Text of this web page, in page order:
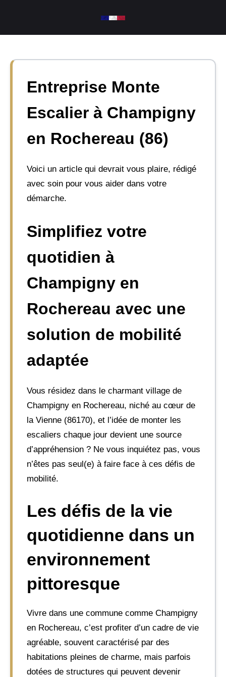
contenu
Entreprise Monte
Escalier à Champigny
en Rochereau (86)
Voici un article qui devrait vous plaire, rédigé
avec soin pour vous aider dans votre
démarche.
Simplifiez votre
quotidien à
Champigny en
Rochereau avec une
solution de mobilité
adaptée
Vous résidez dans le charmant village de
Champigny en Rochereau, niché au cœur de
la Vienne (86170), et l’idée de monter les
escaliers chaque jour devient une source
d’appréhension ? Ne vous inquiétez pas, vous
n’êtes pas seul(e) à faire face à ces défis de
mobilité.
Les défis de la vie
quotidienne dans un
environnement
pittoresque
Vivre dans une commune comme Champigny
en Rochereau, c’est profiter d’un cadre de vie
agréable, souvent caractérisé par des
habitations pleines de charme, mais parfois
dotées de structures qui peuvent devenir